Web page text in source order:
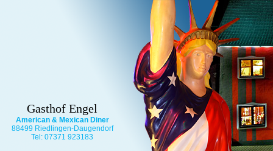
Gasthof Engel
American & Mexican Diner
88499 Riedlingen-Daugendorf
Tel: 07371 923183